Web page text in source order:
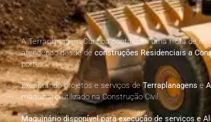
A Terraplanagem Curitiba conta com uma frota de
atendendo desde deconstruções Residenciais a
porte.
Executando projetos e serviços deTerraplanagens e
maquinário utilizado na Construção Civil.
Maquinário disponível para execução de serviços e